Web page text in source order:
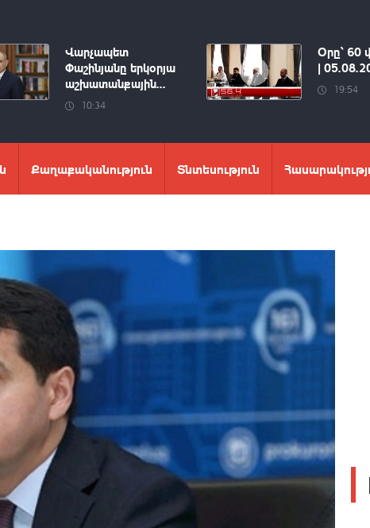
Վարչապետ
Փաշինյանը երկօրյա
աշխատանքային...
10:34
Օրը՝ 60
|
19:54
Քաղաքականություն Տնտեսություն